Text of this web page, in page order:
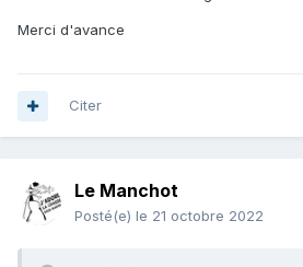
Merci d'avance
Citer
Le Manchot
Posté(e) le 21 octobre 2022